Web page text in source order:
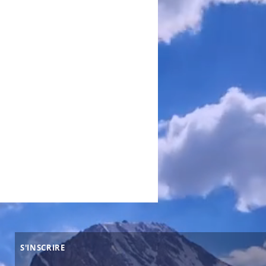
S'INSCRIRE